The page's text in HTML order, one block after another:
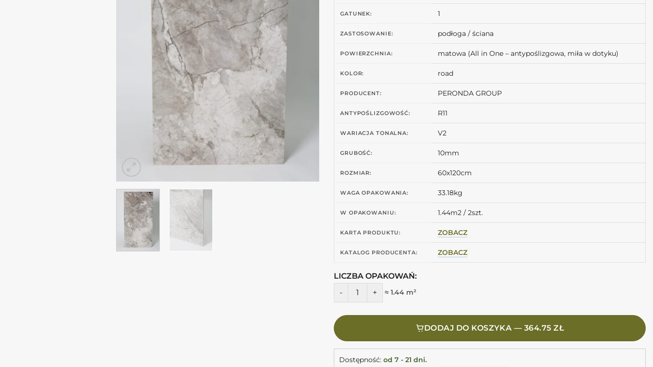
GATUNEK: 1
ZASTOSOWANIE: podłoga / ściana
POWIERZCHNIA: matowa (All in One – antypoślizgowa, miła w dotyku)
KOLOR: road
PRODUCENT: PERONDA GROUP
ANTYPOŚLIZGOWOŚĆ: R11
WARIACJA TONALNA: V2
GRUBOŚĆ: 10mm
ROZMIAR: 60x120cm
WAGA OPAKOWANIA: 33.18kg
W OPAKOWANIU: 1.44m2 / 2szt.
KARTA PRODUKTU: ZOBACZ
KATALOG PRODUCENTA: ZOBACZ
LICZBA OPAKOWAŃ:
ilość Peronda Museum DREAMY ROAD AS/60X120/C/R gres marmurowy, mat
≈ 1.44 m²
DODAJ DO KOSZYKA — 364.75 ZŁ
Dostępność: od 7 - 21 dni.